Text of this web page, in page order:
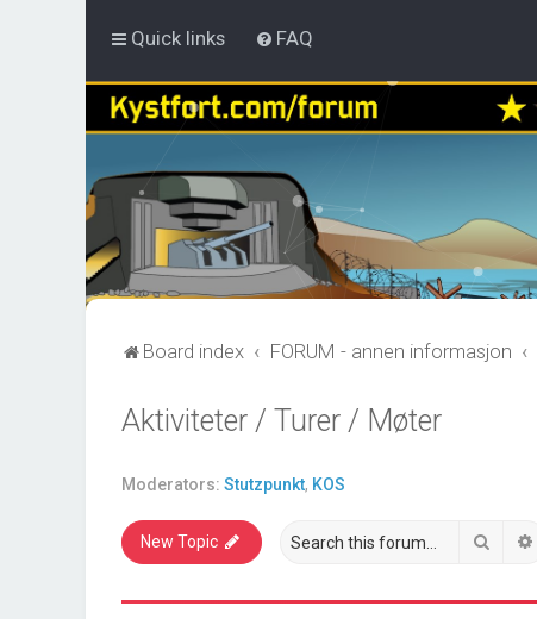
Quick links FAQ
Board index FORUM - annen informasjon
Aktiviteter / Turer / Møter
Moderators: Stutzpunkt, KOS
New Topic Search